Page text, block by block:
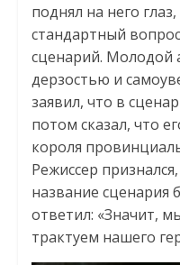
поднял на него
стандартный
сценарий. Молодой
дерзостью и
заявил, что в
потом сказал, что
короля
Режиссер
название сценария
ответил: «Значит,
трактуем нашего